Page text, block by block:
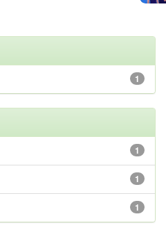
1
1
1
1